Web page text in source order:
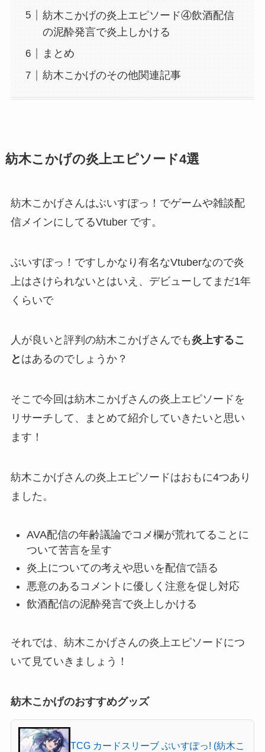
紡木こかげの炎上エピソード④飲酒配信
の泥酔発言で炎上しかける
まとめ
紡木こかげのその他関連記事
紡木こかげの炎上エピソード4選
紡木こかげさんはぶいすぽっ！でゲームや雑談配
信メインにしてるVtuber です。
ぶいすぽっ！ですしかなり有名なVtuberなので炎
上はさけられないとはいえ、デビューしてまだ1年
くらいで
人が良いと評判の紡木こかげさんでも炎上するこ
と はあるのでしょうか？
そこで今回は紡木こかげさんの炎上エピソードを
リサーチして、まとめて紹介していきたいと思い
ます！
紡木こかげさんの炎上エピソードはおもに4つあり
ました。
AVA配信の年齢議論でコメ欄が荒れてることに
ついて苦言を呈す
炎上についての考えや思いを配信で語る
悪意のあるコメントに優しく注意を促し対応
飲酒配信の泥酔発言で炎上しかける
それでは、紡木こかげさんの炎上エピソードにつ
いて見ていきましょう！
紡木こかげのおすすめグッズ
TCG カードスリーブ ぶいすぽっ! (紡木こ